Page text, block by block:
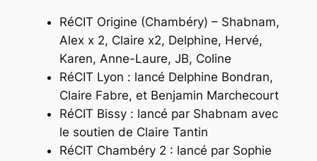
RéCIT Origine (Chambéry) – Shabnam,
Alex x 2, Claire x2, Delphine, Hervé,
Karen, Anne-Laure, JB, Coline
RéCIT Lyon : lancé Delphine Bondran,
Claire Fabre, et Benjamin Marchecourt
RéCIT Bissy : lancé par Shabnam avec
le soutien de Claire Tantin
RéCIT Chambéry 2 : lancé par Sophie